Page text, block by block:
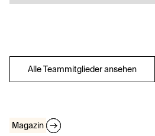
Alle Teammitglieder ansehen
Magazin